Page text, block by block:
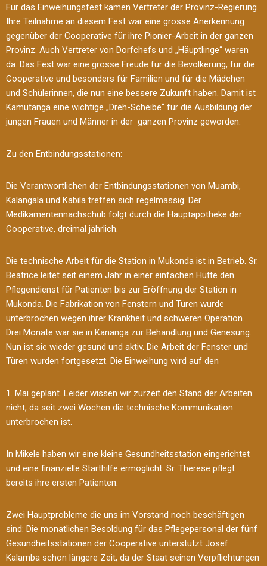
Für das Einweihungsfest kamen Vertreter der Provinz-Regierung.
Ihre Teilnahme an diesem Fest war eine grosse Anerkennung
gegenüber der Cooperative für ihre Pionier-Arbeit in der ganzen
Provinz. Auch Vertreter von Dorfchefs und „Häuptlinge“ waren
da. Das Fest war eine grosse Freude für die Bevölkerung, für die
Cooperative und besonders für Familien und für die Mädchen
und Schülerinnen, die nun eine bessere Zukunft haben. Damit ist
Kamutanga eine wichtige „Dreh-Scheibe“ für die Ausbildung der
jungen Frauen und Männer in der ganzen Provinz geworden.
Zu den Entbindungsstationen:
Die Verantwortlichen der Entbindungsstationen von Muambi,
Kalangala und Kabila treffen sich regelmässig. Der
Medikamentennachschub folgt durch die Hauptapotheke der
Cooperative, dreimal jährlich.
Die technische Arbeit für die Station in Mukonda ist in Betrieb. Sr.
Beatrice leitet seit einem Jahr in einer einfachen Hütte den
Pflegendienst für Patienten bis zur Eröffnung der Station in
Mukonda. Die Fabrikation von Fenstern und Türen wurde
unterbrochen wegen ihrer Krankheit und schweren Operation.
Drei Monate war sie in Kananga zur Behandlung und Genesung.
Nun ist sie wieder gesund und aktiv. Die Arbeit der Fenster und
Türen wurden fortgesetzt. Die Einweihung wird auf den
1. Mai geplant. Leider wissen wir zurzeit den Stand der Arbeiten
nicht, da seit zwei Wochen die technische Kommunikation
unterbrochen ist.
In Mikele haben wir eine kleine Gesundheitsstation eingerichtet
und eine finanzielle Starthilfe ermöglicht. Sr. Therese pflegt
bereits ihre ersten Patienten.
Zwei Hauptprobleme die uns im Vorstand noch beschäftigen
sind: Die monatlichen Besoldung für das Pflegepersonal der fünf
Gesundheitsstationen der Cooperative unterstützt Josef
Kalamba schon längere Zeit, da der Staat seinen Verpflichtungen